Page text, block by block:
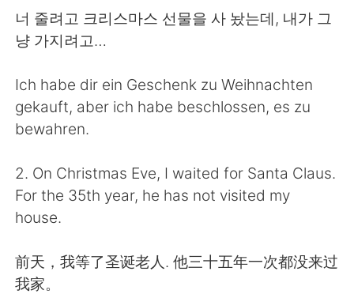
Русский
Türkçe Tiếng Việt
너 줄려고 크리스마스 선물을 사 놨는데, 내가 그
냥 가지려고…
Ich habe dir ein Geschenk zu Weihnachten
gekauft, aber ich habe beschlossen, es zu
bewahren.
2. On Christmas Eve, I waited for Santa Claus.
For the 35th year, he has not visited my
house.
前天，我等了圣诞老人. 他三十五年一次都没来过
我家。